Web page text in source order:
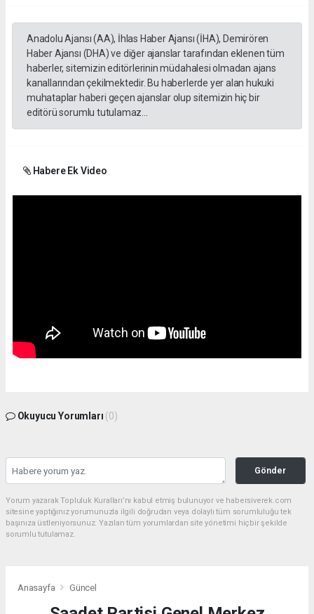
Anadolu Ajansı (AA), İhlas Haber Ajansı (İHA), Demirören
Haber Ajansı (DHA) ve diğer ajanslar tarafından eklenen tüm
haberler, sitemizin editörlerinin müdahalesi olmadan ajans
kanallarından çekilmektedir. Bu haberlerde yer alan hukuki
muhataplar haberi geçen ajanslar olup sitemizin hiç bir
editörü sorumlu tutulamaz...
Habere Ek Video
Okuyucu Yorumları (0)
Gönder
Yorum yazarak Topluluk Kuralları’nı kabul etmiş bulunuyor ve habersiverek.com
sitesine yaptığınız yorumunuzla ilgili doğrudan veya dolaylı tüm sorumluluğu tek
başınıza üstleniyorsunuz. Yazılan tüm yorumlardan site yönetimi hiçbir şekilde
sorumlu tutulamaz.
Anasayfa Güncel